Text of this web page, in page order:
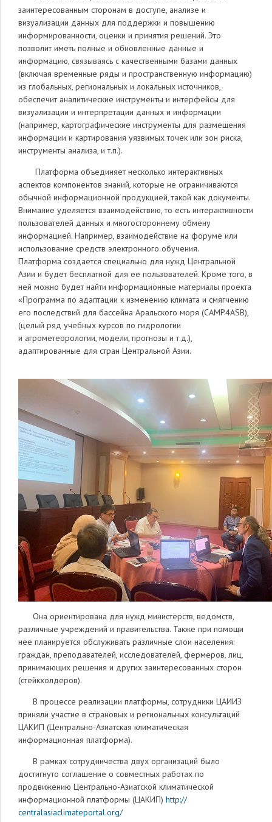
заинтересованным сторонам в доступе, анализе и
визуализации данных для поддержки и повышению
информированности, оценки и принятия решений. Это
позволит иметь полные и обновленные данные и
информацию, связываясь с качественными базами данных
(включая временные ряды и пространственную информацию)
из глобальных, региональных и локальных источников,
обеспечит аналитические инструменты и интерфейсы для
визуализации и интерпретации данных и информации
(например, картографические инструменты для размещения
информации и картирования уязвимых точек или зон риска,
инструменты анализа, и т.п.).
Платформа объединяет несколько интерактивных
аспектов компонентов знаний, которые не ограничиваются
обычной информационной продукцией, такой как документы.
Внимание уделяется взаимодействию, то есть интерактивности
пользователей данных и многостороннему обмену
информацией. Например, взаимодействие на форуме или
использование средств электронного обучения.
Платформа создается специально для нужд Центральной
Азии и будет бесплатной для ее пользователей. Кроме того, в
ней можно будет найти информационные материалы проекта
«Программа по адаптации к изменению климата и смягчению
его последствий для бассейна Аральского моря (CAMP4ASB),
(целый ряд учебных курсов по гидрологии
и агрометеорологии, модели, прогнозы и т.д.),
адаптированные для стран Центральной Азии.
Она ориентирована для нужд министерств, ведомств,
различные учреждений и правительства. Также при помощи
нее планируется обслуживать различные слои населения:
граждан, преподавателей, исследователей, фермеров, лиц,
принимающих решения и других заинтересованных сторон
(стейкхолдеров).
В процессе реализации платформы, сотрудники ЦАИИЗ
приняли участие в страновых и региональных консультаций
ЦАКИП (Центрально-Азиатская климатическая
информационная платформа).
В рамках сотрудничества двух организаций было
достигнуто соглашение о совместных работах по
продвижению Центрально-Азиатской климатической
информационной платформы (ЦАКИП) http://
centralasiaclimateportal.org/